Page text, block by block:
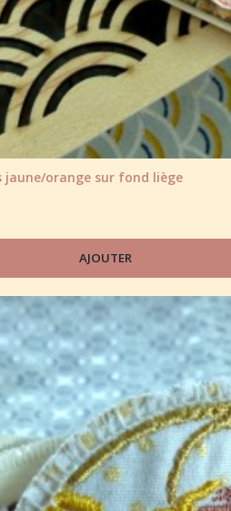
jaune/orange sur fond liège
AJOUTER